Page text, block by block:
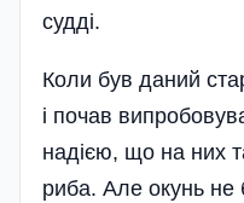
судді.
Коли був даний
і почав
надією, що на них
риба. Але окунь не